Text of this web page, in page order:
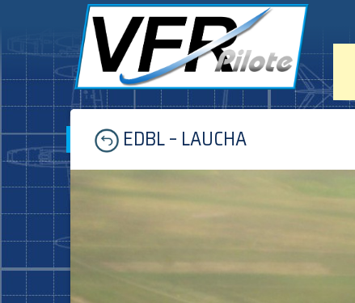
Skip
content
EDBL – LAUCHA